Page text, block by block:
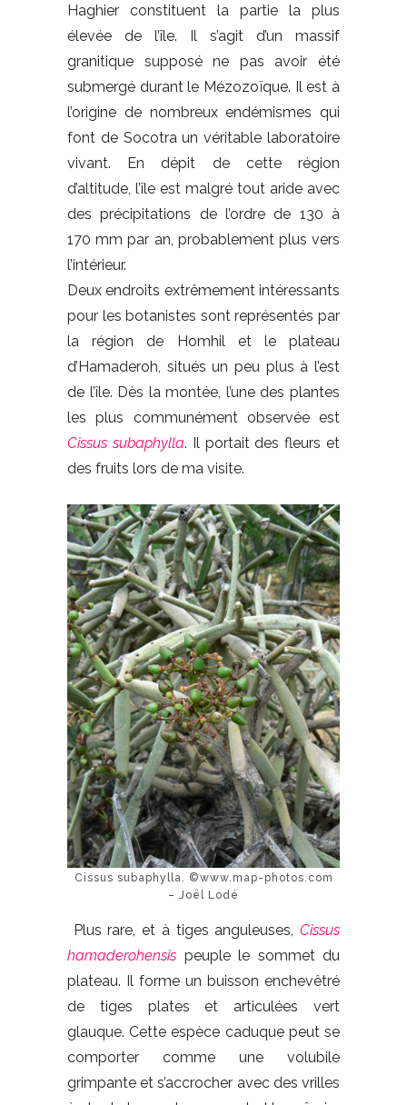
Haghier constituent la partie la plus
élevée de l’île. Il s’agit d’un massif
granitique supposé ne pas avoir été
submergé durant le Mézozoïque. Il est à
l’origine de nombreux endémismes qui
font de Socotra un véritable laboratoire
vivant. En dépit de cette région
d’altitude, l’île est malgré tout aride avec
des précipitations de l’ordre de 130 à
170 mm par an, probablement plus vers
l’intérieur.
Deux endroits extrêmement intéressants
pour les botanistes sont représentés par
la région de Homhil et le plateau
d’Hamaderoh, situés un peu plus à l’est
de l’île. Dès la montée, l’une des plantes
les plus communément observée est
Cissussubaphylla. Il portait des fleurs et
des fruits lors de ma visite.
Cissus subaphylla. ©www.map-photos.com
– Joël Lodé
Plus rare, et à tiges anguleuses, Cissus
hamaderohensis peuple le sommet du
plateau. Il forme un buisson enchevêtré
de tiges plates et articulées vert
glauque. Cette espèce caduque peut se
comporter comme une volubile
grimpante et s’accrocher avec des vrilles